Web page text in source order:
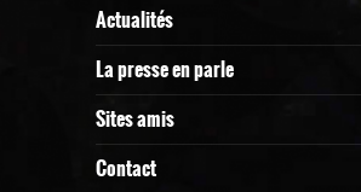
Actualités
La presse en parle
Sites amis
Contact